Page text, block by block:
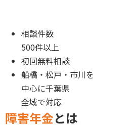
相談件数
500件以上
初回無料相談
船橋・松戸・市川を
中心に千葉県
全域で対応
障害年金とは